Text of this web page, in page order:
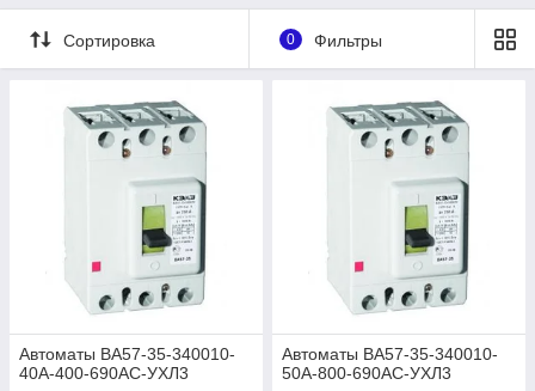
Сортировка 0 Фильтры
Автоматы ВА57-35-340010-
40А-400-690АС-УХЛ3
Автоматы ВА57-35-340010-
50А-800-690АС-УХЛ3